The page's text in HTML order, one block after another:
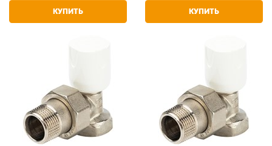
КУПИТЬ КУПИТЬ